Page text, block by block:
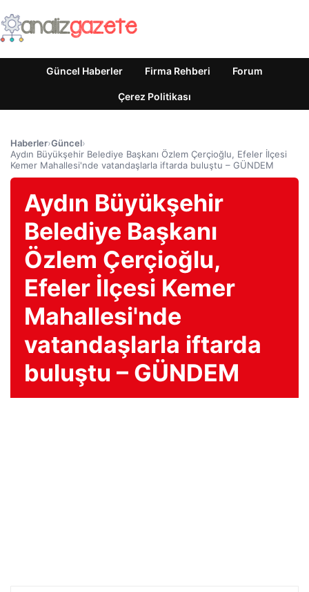
Güncel Haberler Firma Rehberi Forum
Çerez Politikası
Haberler›Güncel›
Aydın Büyükşehir Belediye Başkanı Özlem Çerçioğlu, Efeler İlçesi
Kemer Mahallesi'nde vatandaşlarla iftarda buluştu – GÜNDEM
Aydın Büyükşehir
Belediye Başkanı
Özlem Çerçioğlu,
Efeler İlçesi Kemer
Mahallesi'nde
vatandaşlarla iftarda
buluştu – GÜNDEM